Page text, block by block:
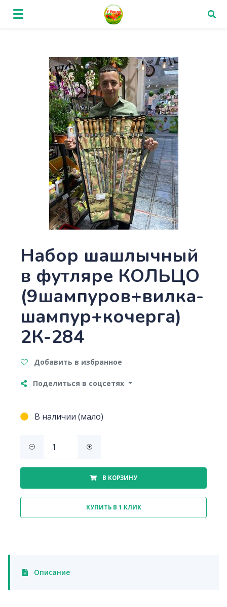
Набор шашлычный
в футляре КОЛЬЦО
(9шампуров+вилка-
шампур+кочерга)
2К-284
Добавить в избранное
Поделиться в соцсетях
В наличии (мало)
В КОРЗИНУ
КУПИТЬ В 1 КЛИК
Описание